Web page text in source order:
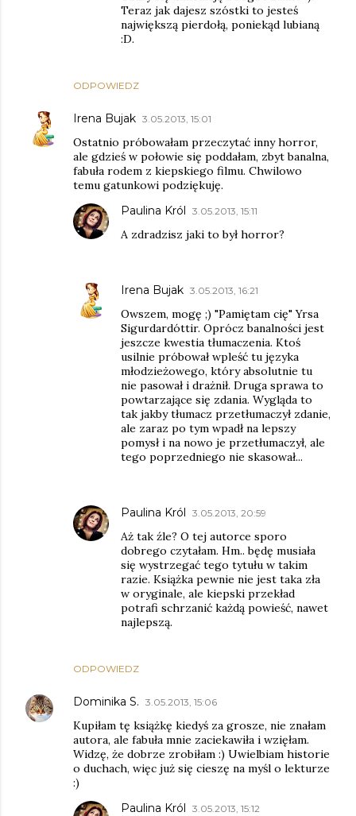
ODPOWIEDZ
Teraz jak dajesz szóstki to jesteś
największą pierdołą, poniekąd lubianą
:D.
Irena Bujak 3.05.2013, 15:01
Ostatnio próbowałam przeczytać inny horror,
ale gdzieś w połowie się poddałam, zbyt banalna,
fabuła rodem z kiepskiego filmu. Chwilowo
temu gatunkowi podziękuję.
ODPOWIEDZ
Paulina Król 3.05.2013, 15:11
A zdradzisz jaki to był horror?
Irena Bujak 3.05.2013, 16:21
Owszem, mogę ;) "Pamiętam cię" Yrsa
Sigurdardóttir. Oprócz banalności jest
jeszcze kwestia tłumaczenia. Ktoś
usilnie próbował wpleść tu języka
młodzieżowego, który absolutnie tu
nie pasował i drażnił. Druga sprawa to
powtarzające się zdania. Wygląda to
tak jakby tłumacz przetłumaczył zdanie,
ale zaraz po tym wpadł na lepszy
pomysł i na nowo je przetłumaczył, ale
tego poprzedniego nie skasował...
Paulina Król 3.05.2013, 20:59
Aż tak źle? O tej autorce sporo
dobrego czytałam. Hm.. będę musiała
się wystrzegać tego tytułu w takim
razie. Książka pewnie nie jest taka zła
w oryginale, ale kiepski przekład
potrafi schrzanić każdą powieść, nawet
najlepszą.
Dominika S. 3.05.2013, 15:06
Kupiłam tę książkę kiedyś za grosze, nie znałam
autora, ale fabuła mnie zaciekawiła i wzięłam.
Widzę, że dobrze zrobiłam :) Uwielbiam historie
o duchach, więc już się cieszę na myśl o lekturze
:)
Paulina Król 3.05.2013, 15:12